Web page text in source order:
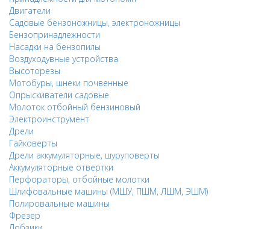
Двигатели
Садовые бензоножницы, электроножницы
Бензопринадлежности
Насадки на бензопилы
Воздуходувные устройства
Высоторезы
Мотобуры, шнеки почвенные
Опрыскиватели садовые
Молоток отбойный бензиновый
Электроинструмент
Дрели
Гайковерты
Дрели аккумуляторные, шуруповерты
Аккумуляторные отвертки
Перфораторы, отбойные молотки
Шлифовальные машины (МШУ, ПШМ, ЛШМ, ЭШМ)
Полировальные машины
Фрезер